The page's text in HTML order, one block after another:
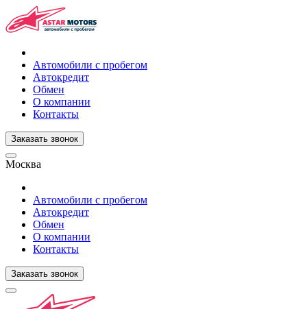
Автомобили с пробегом
Автокредит
Обмен
О компании
Контакты
Заказать звонок
Москва
Автомобили с пробегом
Автокредит
Обмен
О компании
Контакты
Заказать звонок